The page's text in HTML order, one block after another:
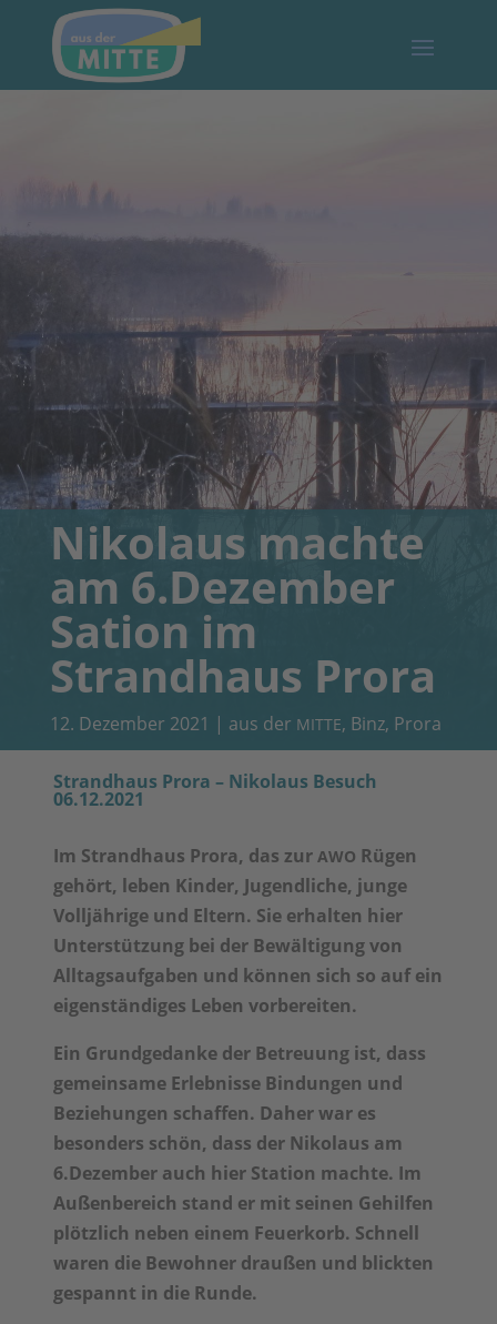
Nikolaus machte
am 6.Dezember
Sation im
Strandhaus Prora
12. Dezember 2021 | aus der MITTE, Binz, Prora
Strandhaus Prora – Nikolaus Besuch
06.12.2021
Im Strandhaus Prora, das zurAWO Rügen
gehört, leben Kinder, Jugendliche, junge
Volljährige und Eltern. Sie erhalten hier
Unterstützung bei der Bewältigung von
Alltagsaufgaben und können sich so auf ein
eigenständiges Leben vorbereiten.
Ein Grundgedanke der Betreuung ist, dass
gemeinsame Erlebnisse Bindungen und
Beziehungen schaffen. Daher war es
besonders schön, dass der Nikolaus am
6.Dezember auch hier Station machte. Im
Außenbereich stand er mit seinen Gehilfen
plötzlich neben einem Feuerkorb. Schnell
waren die Bewohner draußen und blickten
gespannt in die Runde.